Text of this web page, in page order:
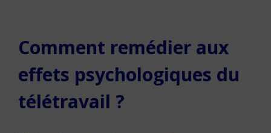
Comment remédier aux
effets psychologiques du
télétravail ?